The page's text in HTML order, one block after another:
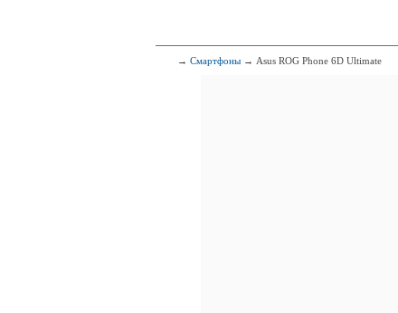
→ Смартфоны → Asus ROG Phone 6D Ultimate